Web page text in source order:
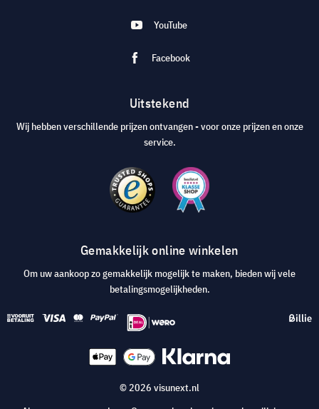
YouTube
Facebook
Uitstekend
Wij hebben verschillende prijzen ontvangen - voor onze prijzen en onze
service.
Gemakkelijk online winkelen
Om uw aankoop zo gemakkelijk mogelijk te maken, bieden wij vele
betalingsmogelijkheden.
© 2026 visunext.nl